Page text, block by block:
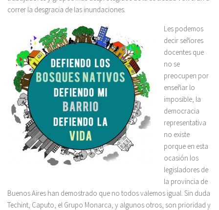
correr la desgracia de las inundaciones.
Les podemos
decir señores
docentes que
no se
preocupen por
enseñar lo
imposible, la
democracia
representativa
no existe
porque en esta
ocasión los
legisladores de
la provincia de
Buenos Aires han demostrado que no todos valemos igual. Sin duda
Techint, Caputo, el Grupo Monarca, y algunos otros, son prioridad y